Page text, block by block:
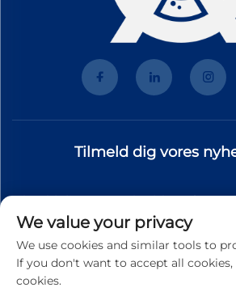
Tilmeld dig vores
Tilmeld dig vores nyhedsbrev for at
branchenyt, opdateringer og indsigt
We value your privacy
We use cookies and similar tools to
If you don't want to accept all cookies,
cookies.